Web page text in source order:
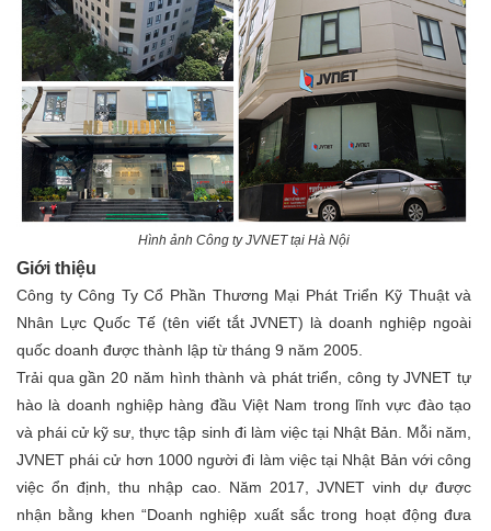
Hình ảnh Công ty JVNET tại Hà Nội
Giới thiệu
Công ty Công Ty Cổ Phần Thương Mại Phát Triển Kỹ Thuật và
Nhân Lực Quốc Tế (tên viết tắt JVNET) là doanh nghiệp ngoài
quốc doanh được thành lập từ tháng 9 năm 2005.
Trải qua gần 20 năm hình thành và phát triển, công ty JVNET tự
hào là doanh nghiệp hàng đầu Việt Nam trong lĩnh vực đào tạo
và phái cử kỹ sư, thực tập sinh đi làm việc tại Nhật Bản. Mỗi năm,
JVNET phái cử hơn 1000 người đi làm việc tại Nhật Bản với công
việc ổn định, thu nhập cao. Năm 2017, JVNET vinh dự được
nhận bằng khen “Doanh nghiệp xuất sắc trong hoạt động đưa